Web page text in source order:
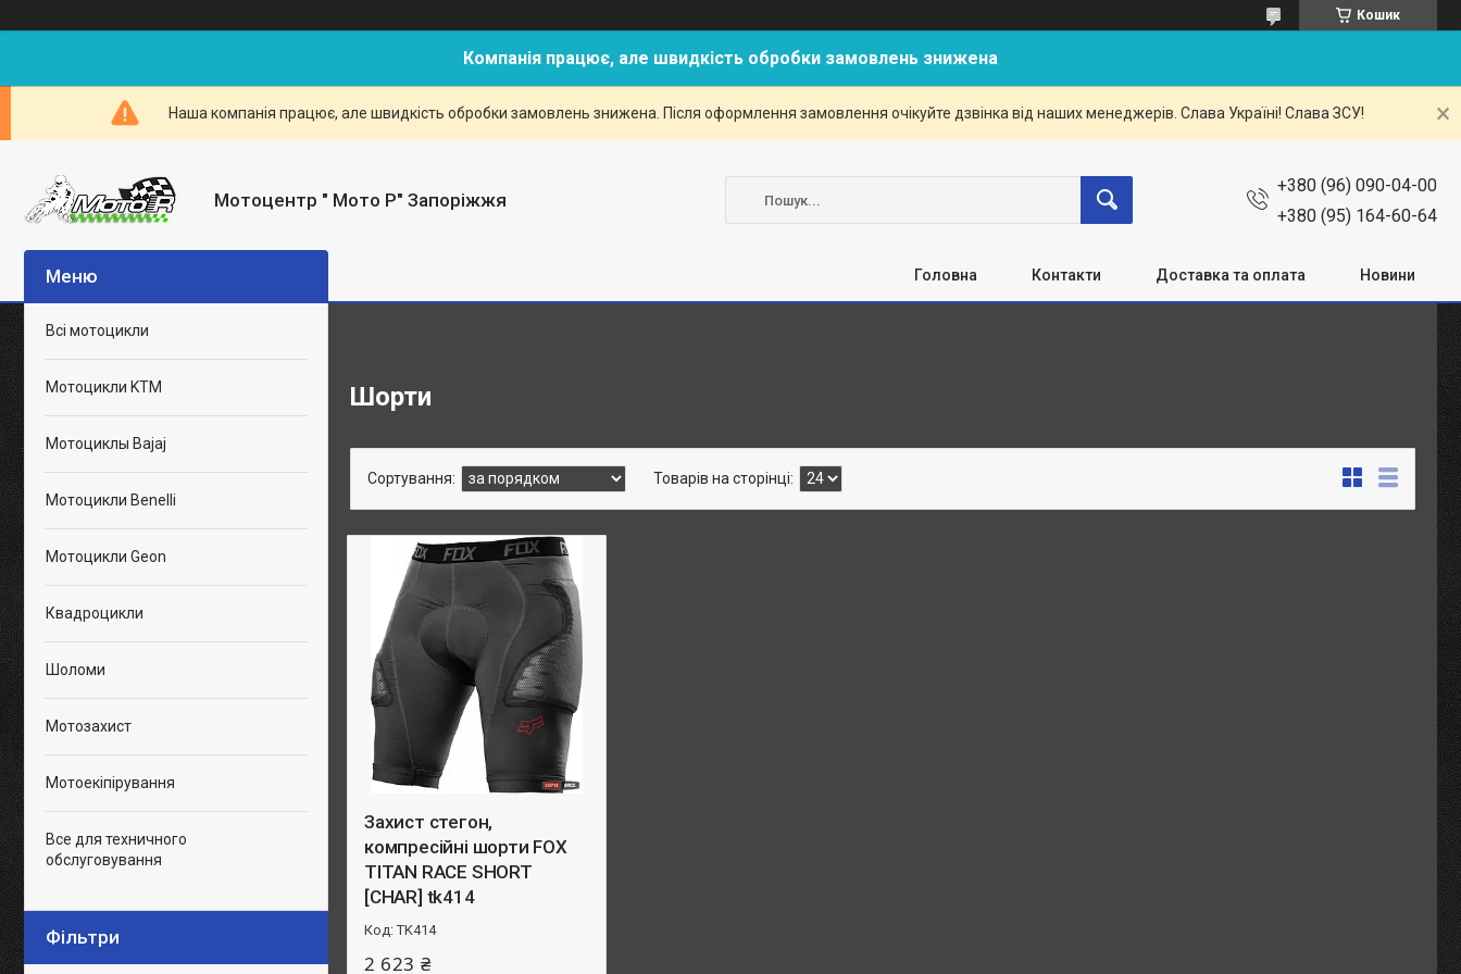
Кошик
Компанія працює, але швидкість обробки замовлень знижена
Наша компанія працює, але швидкість обробки замовлень знижена. Після оформлення замовлення очікуйте дзвінка від наших менеджерів. Слава Україні! Слава ЗСУ!
Мотоцентр " Мото Р" Запоріжжя
+380 (96) 090-04-00
+380 (95) 164-60-64
Головна Контакти Доставка та оплата Новини
Шорти
Захист стегон,
компресійні шорти FOX
TITAN RACE SHORT
[CHAR] tk414
TK414
2 623 ₴
Всі мотоцикли
Мотоцикли KTM
Мотоциклы Bajaj
Мотоцикли Benelli
Мотоцикли Geon
Квадроцикли
Шоломи
Мотозахист
Мотоекіпірування
Все для техничного
обслуговування
Фільтри